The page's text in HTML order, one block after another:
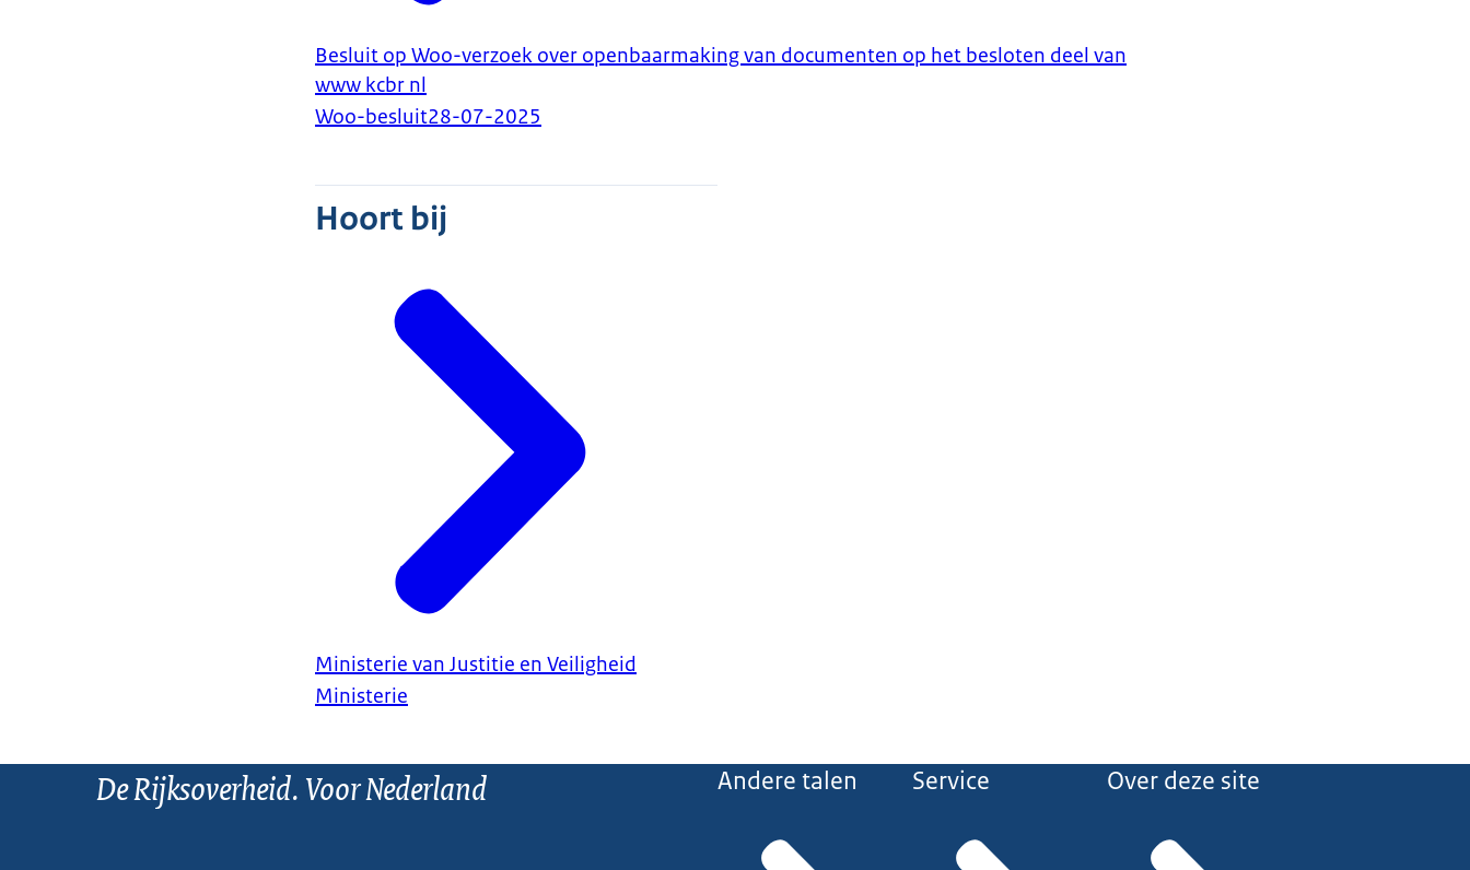
Besluit op Woo-verzoek over openbaarmaking van documenten op het besloten deel van
www kcbr nl
Woo-besluit28-07-2025
Hoort bij
Ministerie van Justitie en Veiligheid
Ministerie
De Rijksoverheid. Voor Nederland Andere talen Service Over deze site